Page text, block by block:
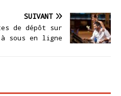
SUIVANT
de dépôt sur
sous en ligne